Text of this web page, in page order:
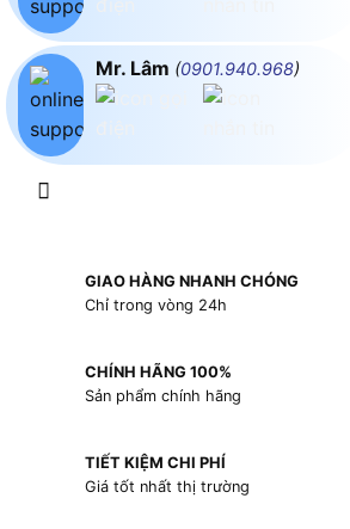
Mr. Lâm (0901.940.968)
GIAO HÀNG NHANH CHÓNG
Chỉ trong vòng 24h
CHÍNH HÃNG 100%
Sản phẩm chính hãng
TIẾT KIỆM CHI PHÍ
Giá tốt nhất thị trường